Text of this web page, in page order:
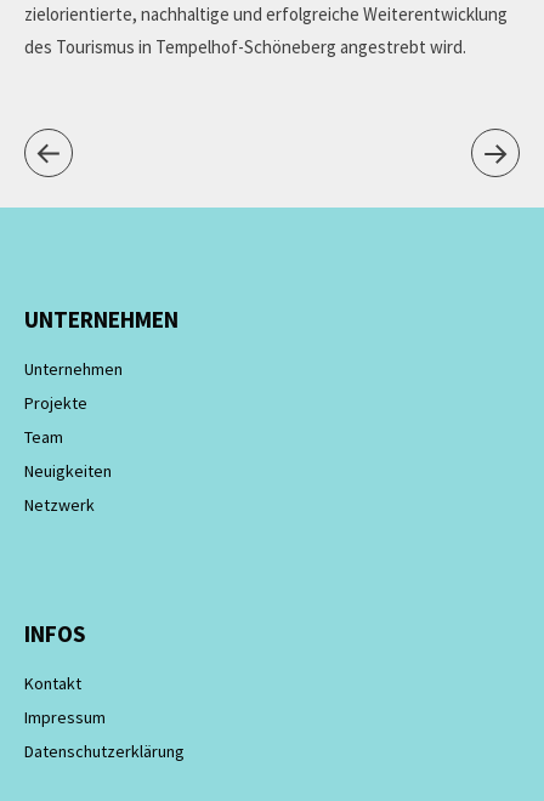
zielorientierte, nachhaltige und erfolgreiche Weiterentwicklung
des Tourismus in Tempelhof-Schöneberg angestrebt wird.
UNTERNEHMEN
Unternehmen
Projekte
Team
Neuigkeiten
Netzwerk
INFOS
Kontakt
Impressum
Datenschutzerklärung